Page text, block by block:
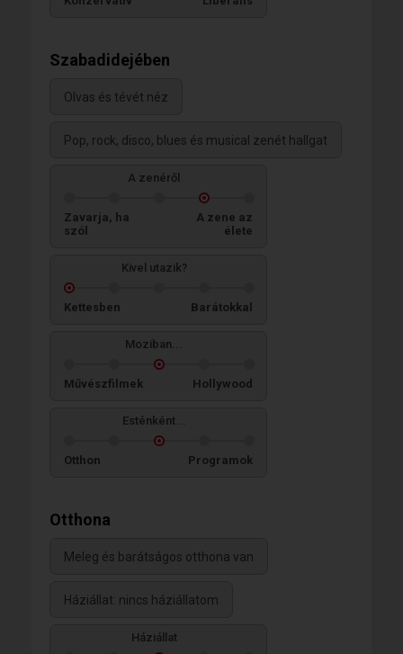
Szabadidejében
Olvas és tévét néz
Pop, rock, disco, blues és musical zenét hallgat
A zenéről
Zavarja, ha
szól
A zene az
élete
Kivel utazik?
Kettesben Barátokkal
Moziban...
Művészfilmek Hollywood
Esténként...
Otthon Programok
Otthona
Meleg és barátságos otthona van
Háziállat: nincs háziállatom
Háziállat